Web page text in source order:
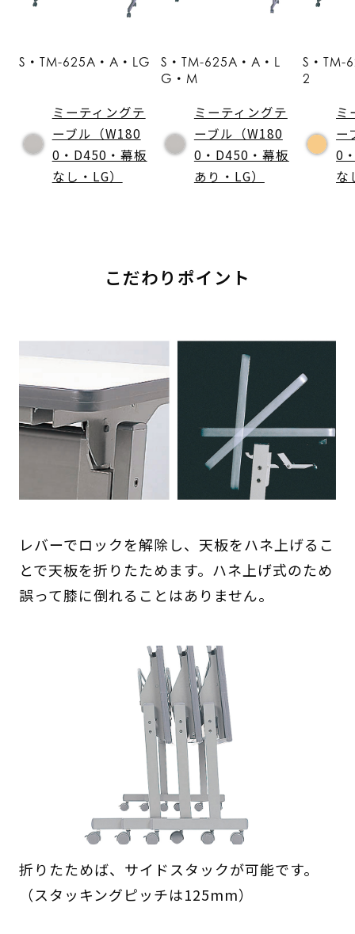
S・TM-625A・A・LG
ミーティングテ
ーブル（W180
0・D450・幕板
なし・LG）
S・TM-625A・A・L
G・M
ミーティングテ
ーブル（W180
0・D450・幕板
あり・LG）
S・TM-
2
ミ
ー
0
な
こだわりポイント
レバーでロックを解除し、天板をハネ上げるこ
とで天板を折りたためます。ハネ上げ式のため
誤って膝に倒れることはありません。
折りたためば、サイドスタックが可能です。
（スタッキングピッチは125mm）